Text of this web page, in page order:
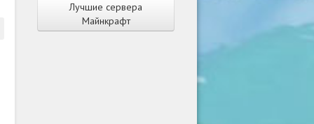
Лучшие сервера
Майнкрафт